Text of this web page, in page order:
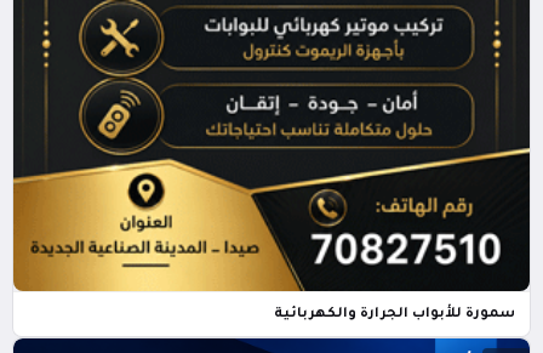
سمورة للأبواب الجرارة والكهربائية